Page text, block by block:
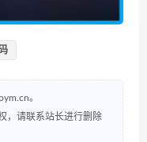
。
，请联系站长进行删除